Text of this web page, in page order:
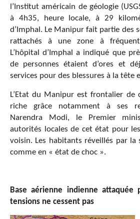
l’Institut américain de géologie
à 4h35, heure locale, à 29
d’Imphal. Le Manipur fait partie des
rattachés à une zone à
L’hôpital d’Imphal a indiqué que
de personnes étaient d’ores et
services pour des blessures à la tête
L’Etat du Manipur est frontalier de
riche grâce notamment à ses
Narendra Modi, le Premier
autorités locales de cet état pour
voisin. Les habitants réveillés par la
comme en « état de choc ».
Base aérienne indienne
tensions ne cessent pas